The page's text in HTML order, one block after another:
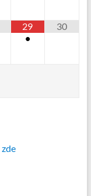
29
•
30
zde